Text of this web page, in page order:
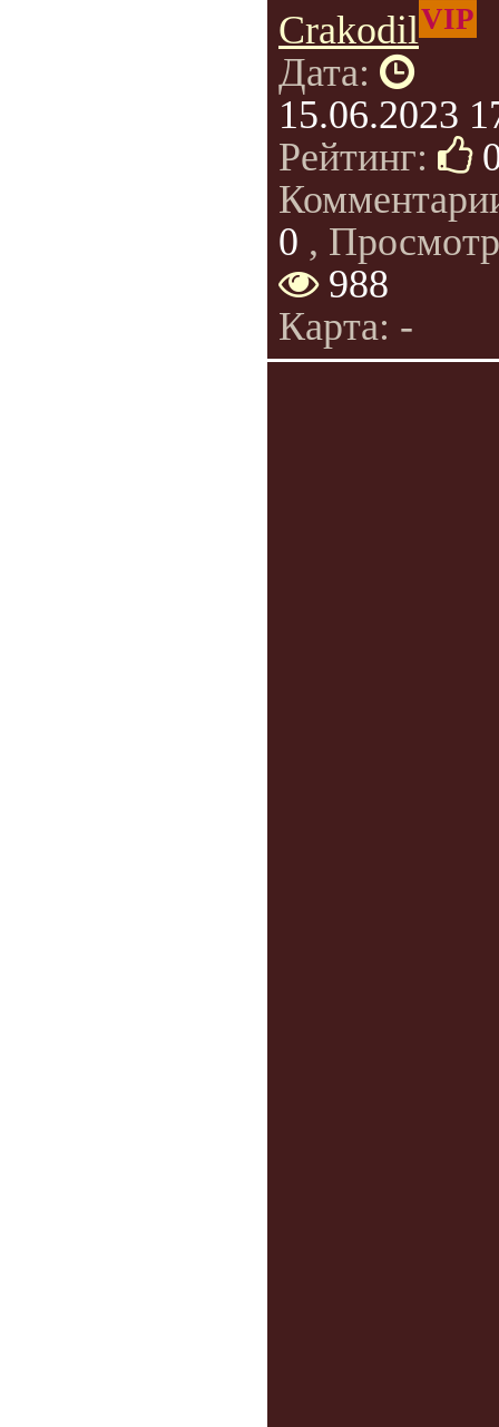
CrakodilVIP
Дата:
15.06.2023
Рейтинг:
0 ,
988
Карта: -